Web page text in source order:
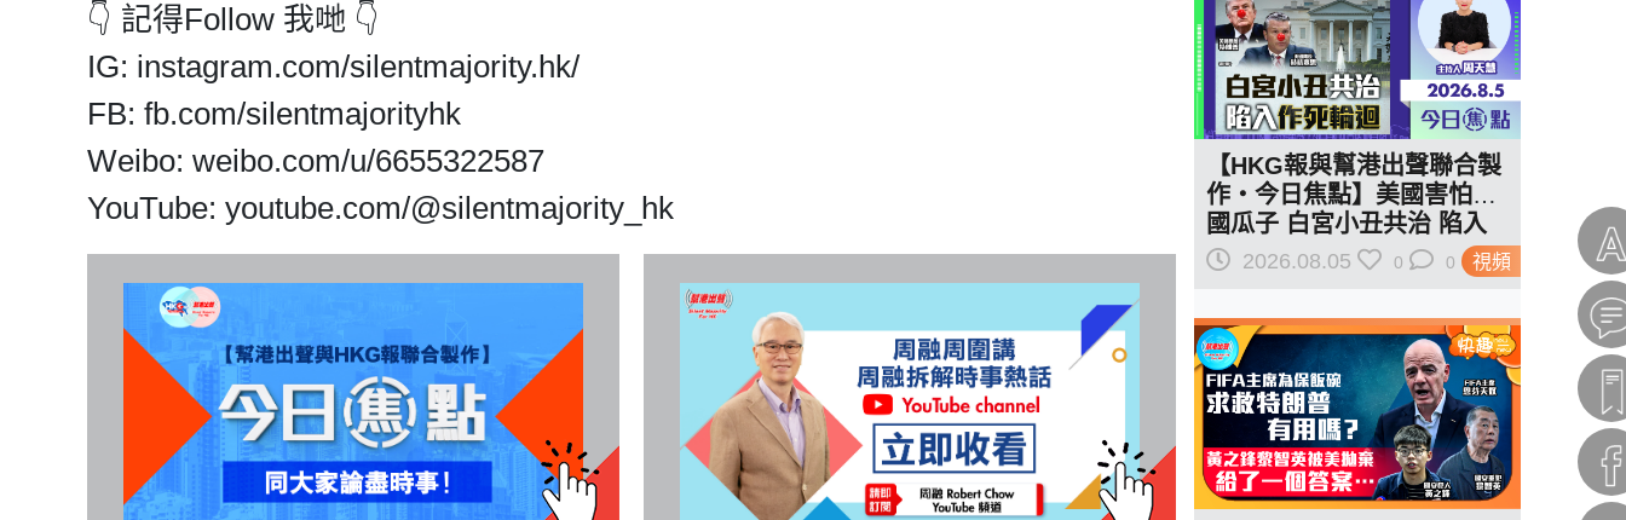
👇 記得Follow 我哋 👇
IG: instagram.com/silentmajority.hk/
FB: fb.com/silentmajorityhk
Weibo: weibo.com/u/6655322587
YouTube: youtube.com/@silentmajority_hk
視頻
【HKG報與幫港出聲聯合製
作‧今日焦點】美國害怕中
國瓜子 白宮小丑共治 陷入
作死輪迴
2026.08.05 0 0